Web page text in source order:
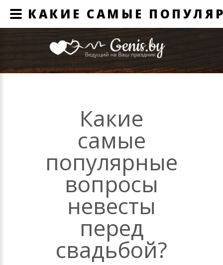
Какие
самые
популярные
вопросы
невесты
перед
свадьбой?
КАКИЕ САМЫЕ